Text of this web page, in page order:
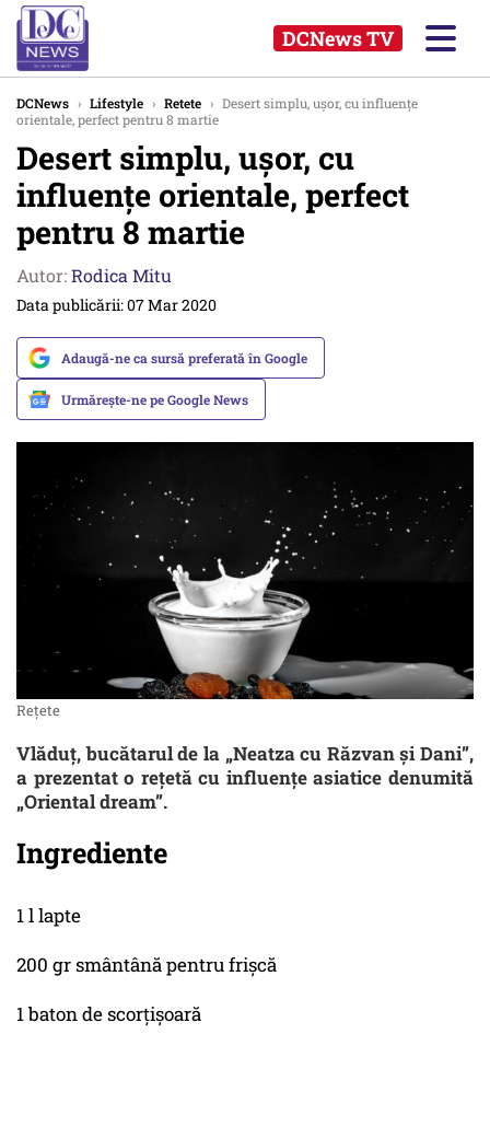
DCNews TV
DCNews › Lifestyle › Retete › Desert simplu, ușor, cu influențe
orientale, perfect pentru 8 martie
Desert simplu, ușor, cu
influențe orientale, perfect
pentru 8 martie
Autor:Rodica Mitu
Data publicării: 07 Mar 2020
Adaugă-ne ca sursă preferată în Google
Urmărește-ne pe Google News
Rețete
Vlăduţ, bucătarul de la „Neatza cu Răzvan și Dani”,
a prezentat o reţetă cu influenţe asiatice denumită
„Oriental dream”.
Ingrediente
1 l lapte
200 gr smântână pentru frișcă
1 baton de scorțișoară